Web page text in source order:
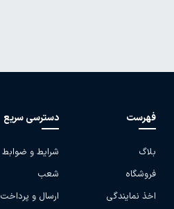
فهرست
بلاگ
فروشگاه
اخذ نمایندگی
دسترسی سریع
شرایط و ضوابط
شعب
ارسال و پرداخت